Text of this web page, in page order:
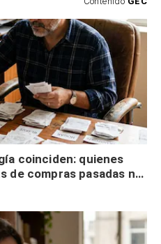
coinciden: quienes
de compras pasadas no
tienen necesidad de